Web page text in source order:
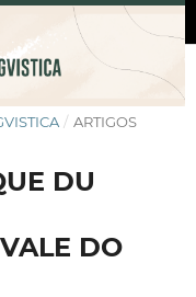
/ ARTIGOS
DU
DO